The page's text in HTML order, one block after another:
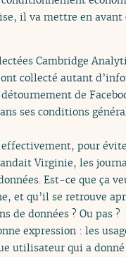
il va mettre en
Cambridge
collecté autant
de
ses conditions
pour
Virginie, les
Est-ce que ça
et qu’il se retrouve
de données ? Ou pas ?
expression : les
utilisateur qui a